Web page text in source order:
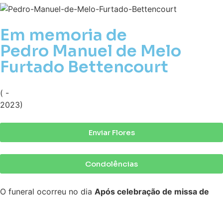
Em memoria de
Pedro Manuel de Melo
Furtado Bettencourt
( -
2023)
Enviar Flores
Condolências
O funeral ocorreu no dia Após celebração de missa de